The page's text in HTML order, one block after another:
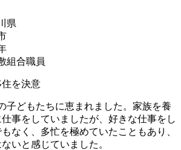
県
組合職員
を決意
子どもたちに恵まれました。家族を養
事をしていましたが、好きな仕事をし
なく、多忙を極めていたこともあり、
いと感じていました。